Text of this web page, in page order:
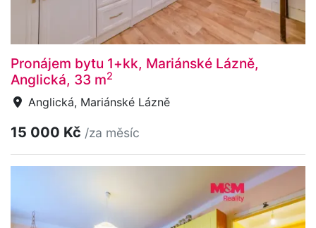
Pronájem bytu 1+kk, Mariánské Lázně,
Anglická, 33 m2
Anglická, Mariánské Lázně
15 000 Kč /za měsíc